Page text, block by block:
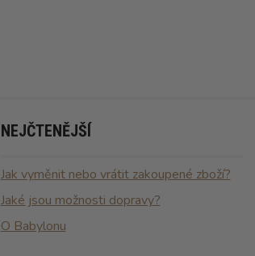
NEJČTENĚJŠÍ
Jak vyměnit nebo vrátit zakoupené zboží?
Jaké jsou možnosti dopravy?
O Babylonu